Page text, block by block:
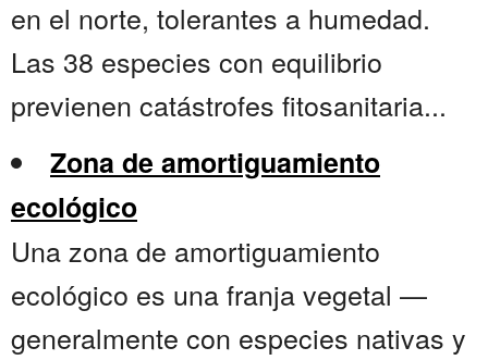
en el norte, tolerantes a humedad.
Las 38 especies con equilibrio
previenen catástrofes fitosanitaria...
Zona de amortiguamiento
ecológico
Una zona de amortiguamiento
ecológico es una franja vegetal —
generalmente con especies nativas y